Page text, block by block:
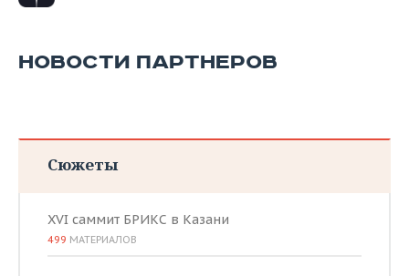
НОВОСТИ ПАРТНЕРОВ
Сюжеты
XVI саммит БРИКС в Казани
499 МАТЕРИАЛОВ